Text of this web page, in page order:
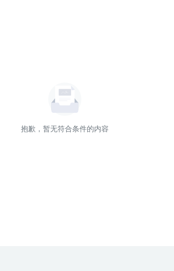
抱歉，暂无符合条件的内容